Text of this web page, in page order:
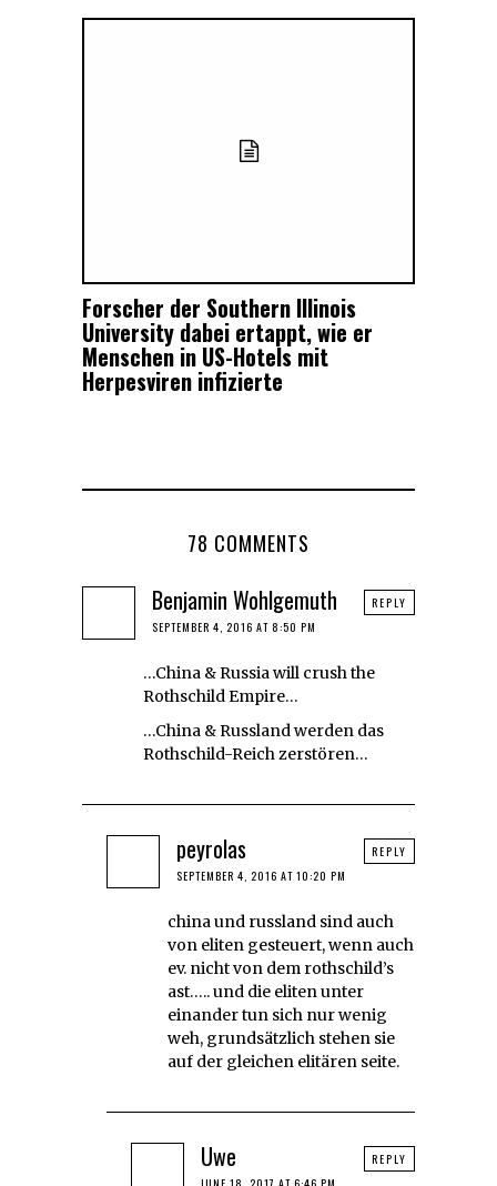
Forscher der Southern Illinois
University dabei ertappt, wie er
Menschen in US-Hotels mit
Herpesviren infizierte
78 COMMENTS
Benjamin Wohlgemuth
SEPTEMBER 4, 2016 AT 8:50 PM
…China & Russia will crush the
Rothschild Empire…
…China & Russland werden das
Rothschild-Reich zerstören…
REPLY
peyrolas
SEPTEMBER 4, 2016 AT 10:20 PM
china und russland sind auch
von eliten gesteuert, wenn auch
ev. nicht von dem rothschild’s
ast….. und die eliten unter
einander tun sich nur wenig
weh, grundsätzlich stehen sie
auf der gleichen elitären seite.
REPLY
Uwe REPLY